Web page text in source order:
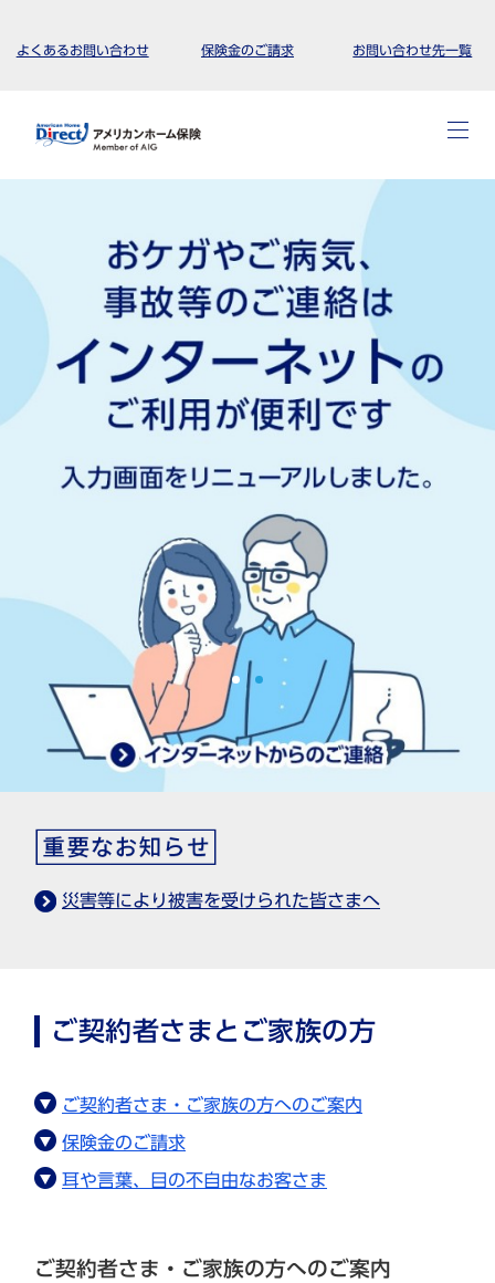
よくあるお問い合わせ 保険金のご請求 お問い合わせ先一覧
災害等により被害を受けられた皆さまへ
ご契約者さまとご家族の方
ご契約者さま・ご家族の方へのご案内
保険金のご請求
耳や言葉、目の不自由なお客さま
ご契約者さま・ご家族の方へのご案内